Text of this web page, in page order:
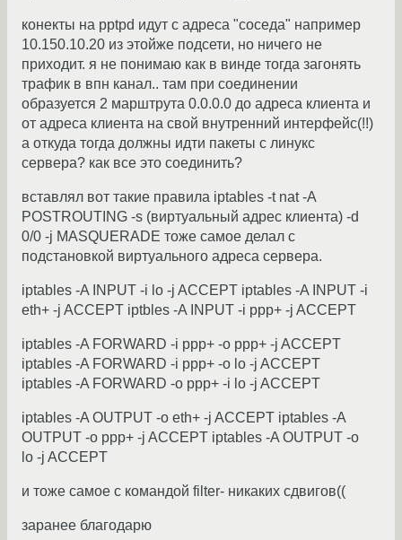
конекты на pptpd идут с адреса "соседа" например
10.150.10.20 из этойже подсети, но ничего не
приходит. я не понимаю как в винде тогда загонять
трафик в впн канал.. там при соединении
образуется 2 марштрута 0.0.0.0 до адреса клиента и
от адреса клиента на свой внутренний интерфейс(!!)
а откуда тогда должны идти пакеты с линукс
сервера? как все это соединить?
вставлял вот такие правила iptables -t nat -A
POSTROUTING -s (виртуальный адрес клиента) -d
0/0 -j MASQUERADE тоже самое делал с
подстановкой виртуального адреса сервера.
iptables -A INPUT -i lo -j ACCEPT iptables -A INPUT -i
eth+ -j ACCEPT iptbles -A INPUT -i ppp+ -j ACCEPT
iptables -A FORWARD -i ppp+ -o ppp+ -j ACCEPT
iptables -A FORWARD -i ppp+ -o lo -j ACCEPT
iptables -A FORWARD -o ppp+ -i lo -j ACCEPT
iptables -A OUTPUT -o eth+ -j ACCEPT iptables -A
OUTPUT -o ppp+ -j ACCEPT iptables -A OUTPUT -o
lo -j ACCEPT
и тоже самое с командой filter- никаких сдвигов((
заранее благодарю